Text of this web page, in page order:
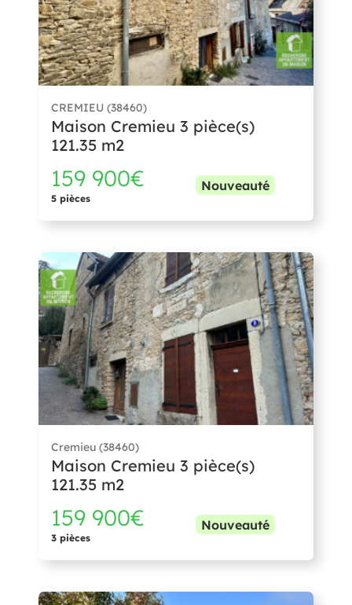
CREMIEU (38460)
Maison Cremieu 3 pièce(s)
121.35 m2
159 900€
5 pièces
Nouveauté
Cremieu (38460)
Maison Cremieu 3 pièce(s)
121.35 m2
159 900€
3 pièces
Nouveauté